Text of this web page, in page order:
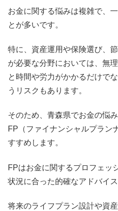
お金に関する悩みは複雑で、
とが多いです。
特に、資産運用や保険選び、
が必要な分野においては、無
と時間や労力がかかるだけで
うリスクもあります。
そのため、青森県でお金の悩
FP（ファイナンシャルプラン
すすめします。
FPはお金に関するプロフェッ
状況に合った的確なアドバイ
将来のライフプラン設計や資